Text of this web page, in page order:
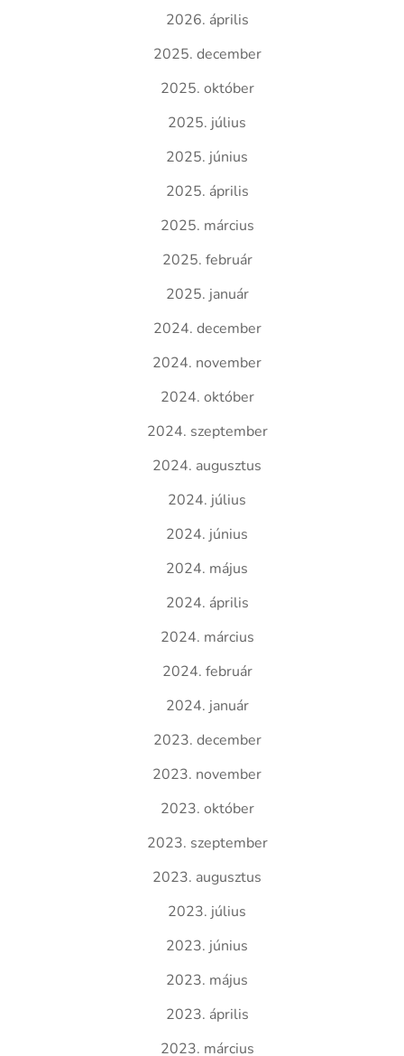
2026. április
2025. december
2025. október
2025. július
2025. június
2025. április
2025. március
2025. február
2025. január
2024. december
2024. november
2024. október
2024. szeptember
2024. augusztus
2024. július
2024. június
2024. május
2024. április
2024. március
2024. február
2024. január
2023. december
2023. november
2023. október
2023. szeptember
2023. augusztus
2023. július
2023. június
2023. május
2023. április
2023. március